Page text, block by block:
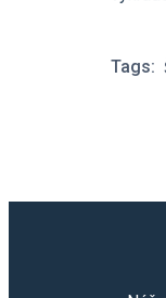
Tags: